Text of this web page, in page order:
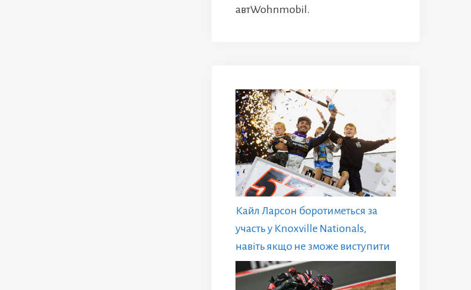
автWohnmobil.
Кайл Ларсон боротиметься за
участь у Knoxville Nationals,
навіть якщо не зможе виступити